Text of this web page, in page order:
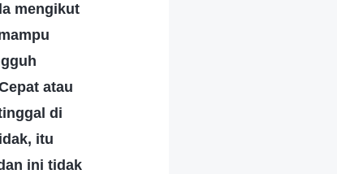
mengikut
atau
di
itu
ini tidak